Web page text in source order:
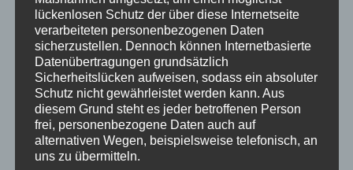
Gern könnt ihr auch unserenNewsletter
bestellen.
Für alle, die uns hier etwas aus ihrer
Verschickungsgeschichte aufschreiben,
fühlen wir uns verantwortlich, gleichzeitig
lückenlosen Schutz der über diese Internetseite
verarbeiteten personenbezogenen Daten
sicherzustellen. Dennoch können Internetbasierte
Datenübertragungen grundsätzlich
Sicherheitslücken aufweisen, sodass ein absoluter
Schutz nicht gewährleistet werden kann. Aus
diesem Grund steht es jeder betroffenen Person
frei, personenbezogene Daten auch auf
alternativen Wegen, beispielsweise telefonisch, an
uns zu übermitteln.